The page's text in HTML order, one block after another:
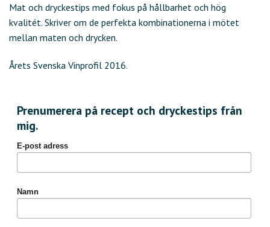
Mat och dryckestips med fokus på hållbarhet och hög
kvalitét. Skriver om de perfekta kombinationerna i mötet
mellan maten och drycken.
Årets Svenska Vinprofil 2016.
Prenumerera på recept och dryckestips från
mig.
E-post adress
Namn